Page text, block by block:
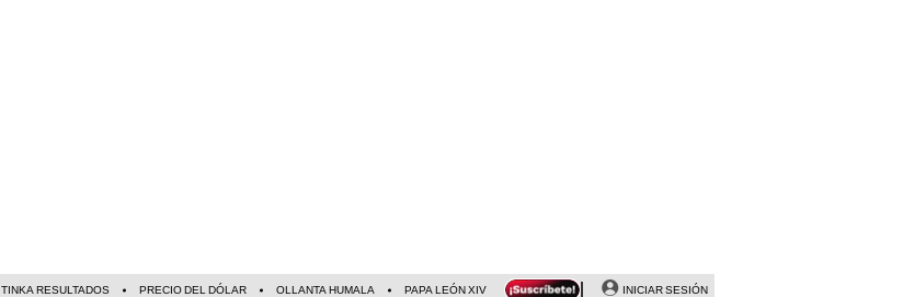
TINKA RESULTADOS PRECIO DEL DÓLAR OLLANTA HUMALA PAPA LEÓN XIV NALDY SALDAÑA LA BELLA LUZ
INICIAR SESIÓN